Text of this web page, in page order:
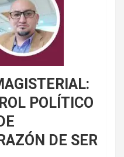
POLÍTICO
DE SER